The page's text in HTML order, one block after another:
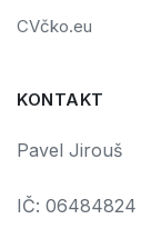
CVčko.eu
KONTAKT
Pavel Jirouš
IČ: 06484824